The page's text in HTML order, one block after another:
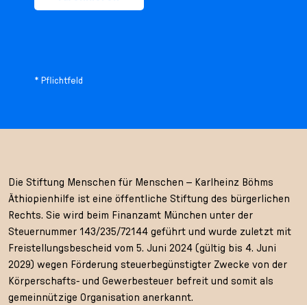
* Pflichtfeld
Die Stiftung Menschen für Menschen – Karlheinz Böhms
Äthiopienhilfe ist eine öffentliche Stiftung des bürgerlichen
Rechts. Sie wird beim Finanzamt München unter der
Steuernummer 143/235/72144 geführt und wurde zuletzt mit
Freistellungsbescheid vom 5. Juni 2024 (gültig bis 4. Juni
2029) wegen Förderung steuerbegünstigter Zwecke von der
Körperschafts- und Gewerbesteuer befreit und somit als
gemeinnützige Organisation anerkannt.